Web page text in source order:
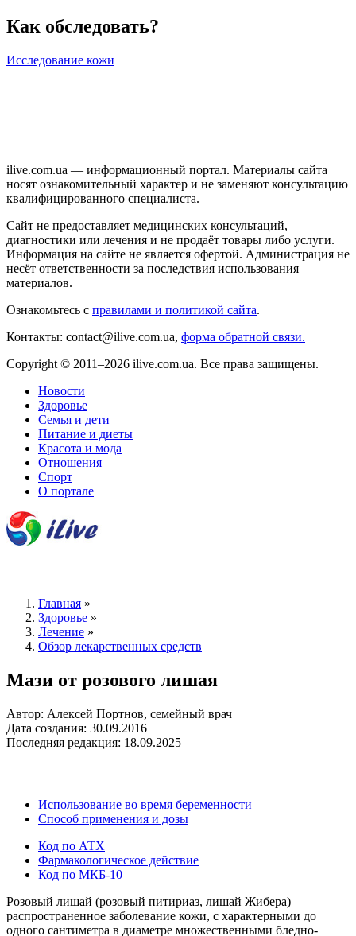
Как обследовать?
Исследование кожи
ilive.com.ua — информационный портал. Материалы сайта
носят ознакомительный характер и не заменяют консультацию
квалифицированного специалиста.
Сайт не предоставляет медицинских консультаций,
диагностики или лечения и не продаёт товары либо услуги.
Информация на сайте не является офертой. Администрация не
несёт ответственности за последствия использования
материалов.
Ознакомьтесь с правилами и политикой сайта.
Контакты: contact@ilive.com.ua, форма обратной связи.
Copyright © 2011–2026 ilive.com.ua. Все права защищены.
Новости
Здоровье
Семья и дети
Питание и диеты
Красота и мода
Отношения
Спорт
О портале
Главная »
Здоровье »
Лечение »
Обзор лекарственных средств
Мази от розового лишая
Автор: Алексей Портнов, семейный врач
Дата создания: 30.09.2016
Последняя редакция: 18.09.2025
Использование во время беременности
Способ применения и дозы
Код по АТХ
Фармакологическое действие
Код по МКБ-10
Розовый лишай (розовый питириаз, лишай Жибера)
распространенное заболевание кожи, с характерными до
одного сантиметра в диаметре множественными бледно-